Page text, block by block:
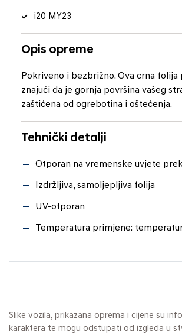
i20 MY23
Opis opreme
Pokriveno i bezbrižno. Ova crna folija
znajući da je gornja površina vašeg
zaštićena od ogrebotina i oštećenja.
Tehnički detalji
Otporan na vremenske uvjete
Izdržljiva, samoljepljiva folija
UV-otporan
Temperatura primjene:
Slike vozila, prikazana oprema i cijene su
karaktera te mogu odstupati od izgleda u